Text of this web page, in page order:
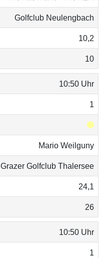
Golfclub Neulengbach
10,2
10
10:50 Uhr
1
Mario Weilguny
Grazer Golfclub Thalersee
24,1
26
10:50 Uhr
1